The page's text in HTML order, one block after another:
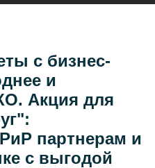
с бизнес-
и
Акция для
партнерам и
с выгодой